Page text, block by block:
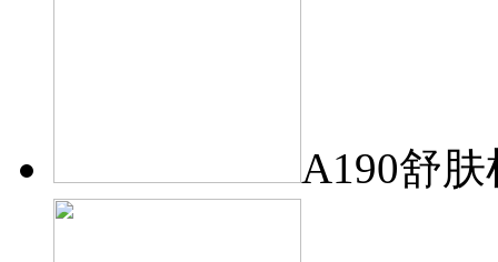
A190舒